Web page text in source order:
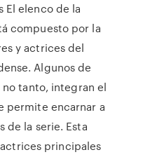
El elenco de la
compuesto por la
y actrices del
Algunos de
tanto, integran el
permite encarnar a
de la serie. Esta
principales